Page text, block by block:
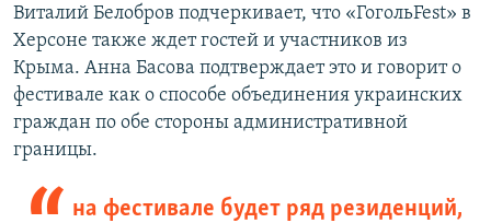
Виталий Белобров подчеркивает, что «ГогольFest» в
Херсоне также ждет гостей и участников из
Крыма. Анна Басова подтверждает это и говорит о
фестивале как о способе объединения украинских
граждан по обе стороны административной
границы.
на фестивале будет ряд резиденций,